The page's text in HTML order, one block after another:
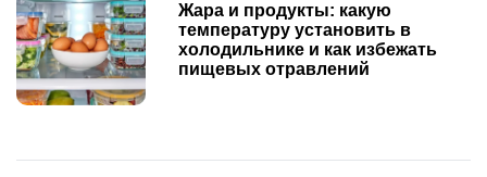
Жара и продукты: какую
температуру установить в
холодильнике и как избежать
пищевых отравлений